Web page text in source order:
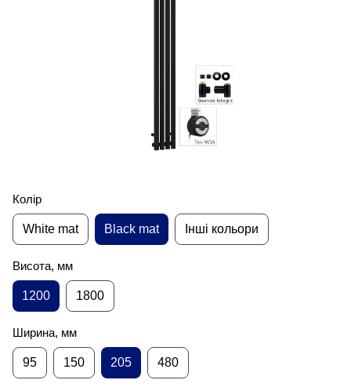
Колір
White mat Black mat Інші кольори
Висота, мм
1200 1800
Ширина, мм
95 150 205 480